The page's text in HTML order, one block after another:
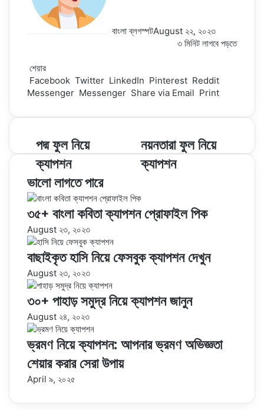
বাংলা ব্লগস্পটAugust ২২, ২০২৩
৩ মিনিট লাগবে পড়তে
শেয়ার
Facebook Twitter LinkedIn Pinterest Reddit
Messenger Messenger Share via Email Print
পদ্ম ফুল নিয়ে
ক্যাপশন
নয়নতারা ফুল নিয়ে
ক্যাপশন
ভালো লাগতে পারে
৩৫+ বাংলা কবিতা ক্যাপশন প্রোফাইল পিক
August ২৩, ২০২৩
বাছাইকৃত হাসি নিয়ে ফেসবুক ক্যাপশন দেখুন
August ২৩, ২০২৩
৩০+ পাহাড় সমুদ্র নিয়ে ক্যাপশন জানুন
August ২৪, ২০২৩
ভ্রমণ নিয়ে ক্যাপশন: আপনার ভ্রমণ অভিজ্ঞতা
শেয়ার করার সেরা উপায়
April ৯, ২০২৫